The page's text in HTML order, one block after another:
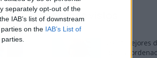
separately opt-out of the
IAB’s list of downstream
on the IAB’s List of
Los más vistos
Los 7 mejores
Bunny,